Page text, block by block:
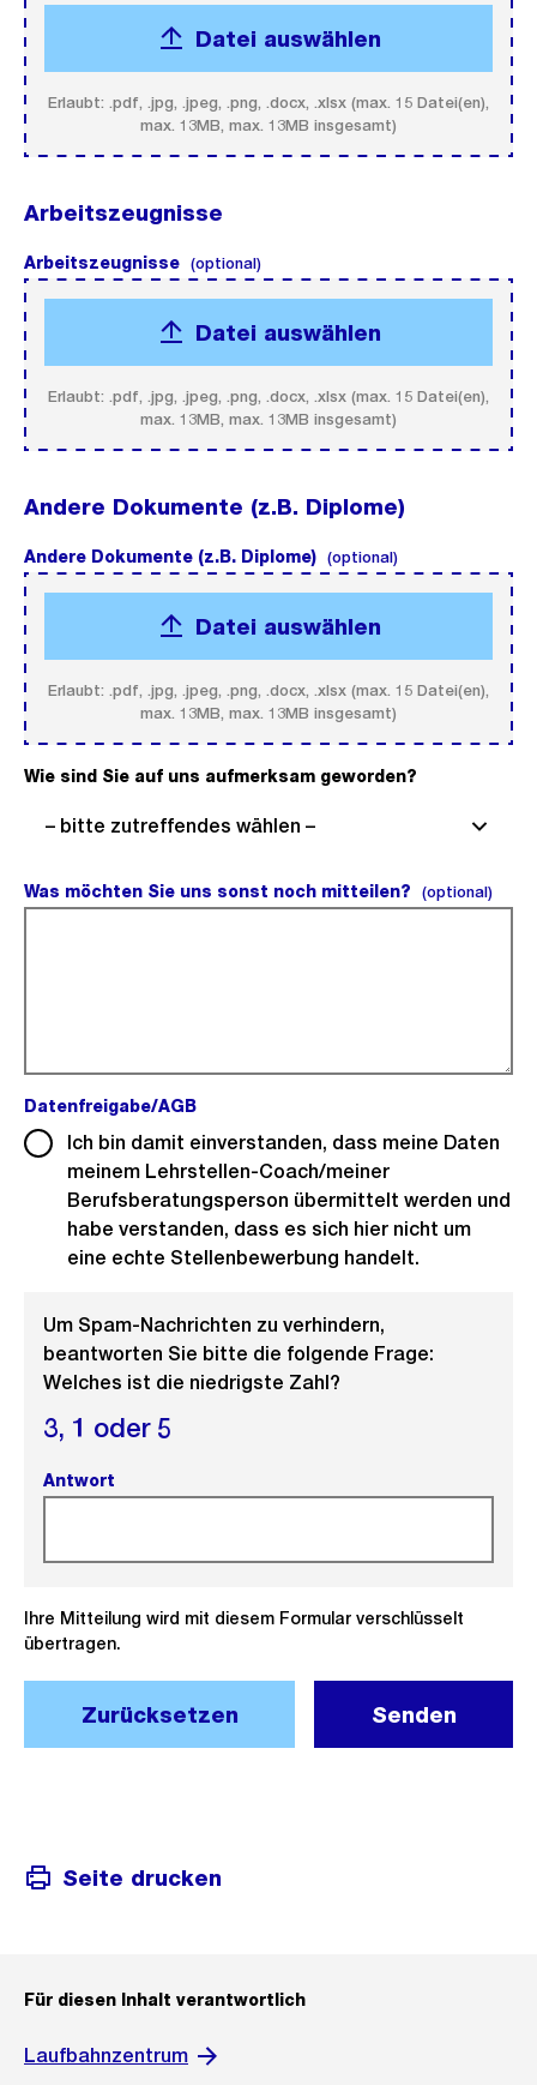
Datei auswählen
Erlaubt: .pdf, .jpg, .jpeg, .png, .docx, .xlsx (max. 15 Datei(en),
max. 13MB, max. 13MB insgesamt)
Arbeitszeugnisse
Arbeitszeugnisse (optional)(optional).
Datei auswählen
Erlaubt: .pdf, .jpg, .jpeg, .png, .docx, .xlsx (max. 15 Datei(en),
max. 13MB, max. 13MB insgesamt)
Andere Dokumente (z.B. Diplome)
Andere Dokumente (z.B. Diplome) (optional)(optional).
Datei auswählen
Erlaubt: .pdf, .jpg, .jpeg, .png, .docx, .xlsx (max. 15 Datei(en),
max. 13MB, max. 13MB insgesamt)
Wie sind Sie auf uns aufmerksam geworden?
– bitte zutreffendes wählen –
Was möchten Sie uns sonst noch mitteilen? (optional)
Datenfreigabe/AGB
Ich bin damit einverstanden, dass meine Daten
meinem Lehrstellen-Coach/meiner
Berufsberatungsperson übermittelt werden und
habe verstanden, dass es sich hier nicht um
eine echte Stellenbewerbung handelt.
Um Spam-Nachrichten zu verhindern,
beantworten Sie bitte die folgende Frage:
Welches ist die niedrigste Zahl?
3, 1 oder 5
Antwort
Ihre Mitteilung wird mit diesem Formular verschlüsselt
übertragen.
Zurücksetzen Senden
Seite drucken
Für diesen Inhalt verantwortlich
Laufbahnzentrum